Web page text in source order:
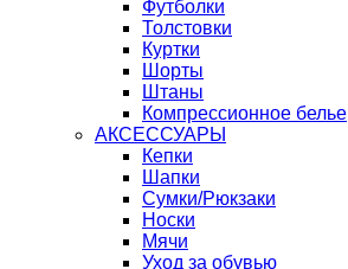
Футболки
Толстовки
Куртки
Шорты
Штаны
Компрессионное белье
АКСЕССУАРЫ
Кепки
Шапки
Сумки/Рюкзаки
Носки
Мячи
Уход за обувью